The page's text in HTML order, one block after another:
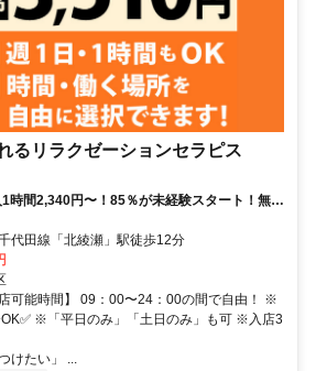
るリラクゼーションセラピス
時間2,340円〜！85％が未経験スタート！無料
得✅好きな時間に収入を得られます⏰【東京
トロ千代田線「北綾瀬」駅徒歩12分
可能時間】 09：00〜24：00の間で自由！ ※
※「平日のみ」「土日のみ」も可 ※入店3
けたい」 ...